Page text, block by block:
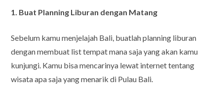
1. Buat Planning Liburan dengan Matang
Sebelum kamu menjelajah Bali, buatlah planning liburan
dengan membuat list tempat mana saja yang akan kamu
kunjungi. Kamu bisa mencarinya lewat internet tentang
wisata apa saja yang menarik di Pulau Bali.